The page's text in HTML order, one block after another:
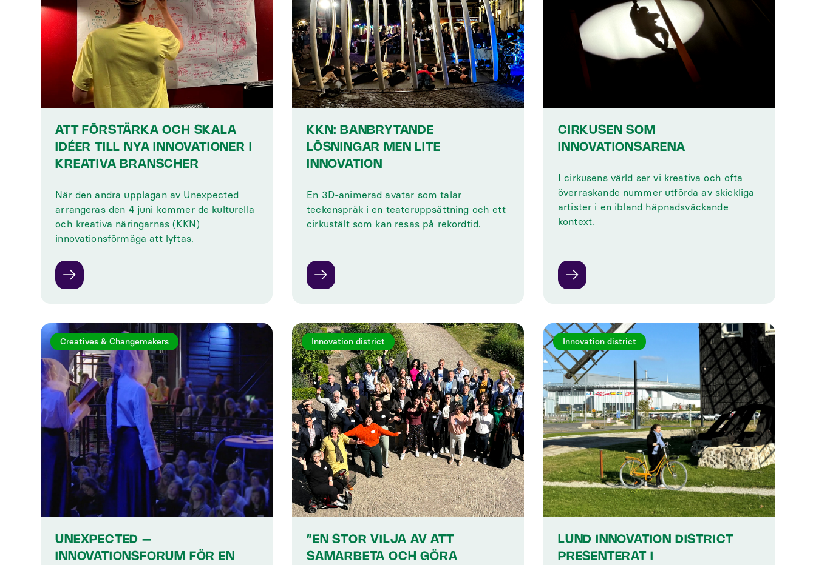
ATT FÖRSTÄRKA OCH SKALA
IDÉER TILL NYA INNOVATIONER I
KREATIVA BRANSCHER
‍När den andra upplagan av Unexpected
arrangeras den 4 juni kommer de kulturella
och kreativa näringarnas (KKN)
innovationsförmåga att lyftas.
KKN: BANBRYTANDE
LÖSNINGAR MEN LITE
INNOVATION
En 3D-animerad avatar som talar
teckenspråk i en teateruppsättning och ett
cirkustält som kan resas på rekordtid.
CIRKUSEN SOM
INNOVATIONSARENA
I cirkusens värld ser vi kreativa och ofta
överraskande nummer utförda av skickliga
artister i en ibland häpnadsväckande
kontext.
Creatives & Changemakers
UNEXPECTED –
INNOVATIONSFORUM FÖR EN
Innovation district
”EN STOR VILJA AV ATT
SAMARBETA OCH GÖRA
Innovation district
LUND INNOVATION DISTRICT
PRESENTERAT I